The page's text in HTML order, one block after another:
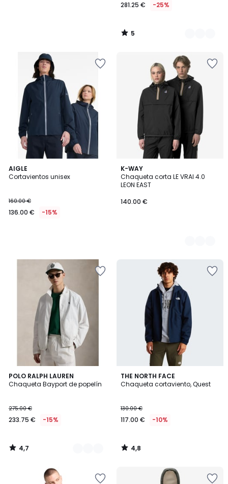
281.25 € -25%
5
/
AIGLE
Cortavientos unisex
160.00 €
136.00 € -15%
K-WAY
Chaqueta corta LE VRAI 4.0
LEON EAST
140.00 €
2
Colores
POLO RALPH LAUREN
Chaqueta Bayport de popelín
275.00 €
233.75 € -15%
4,7
/ 5
3
Colores
4,7
/
THE NORTH FACE
Chaqueta cortaviento, Quest
130.00 €
117.00 € -10%
4,8
/ 5
4,8
/